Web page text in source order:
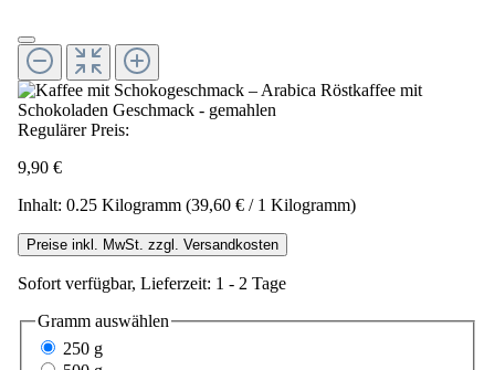
Regulärer Preis:
9,90 €
Inhalt: 0.25 Kilogramm (39,60 € / 1 Kilogramm)
Preise inkl. MwSt. zzgl. Versandkosten
Sofort verfügbar, Lieferzeit: 1 - 2 Tage
Gramm auswählen
250 g